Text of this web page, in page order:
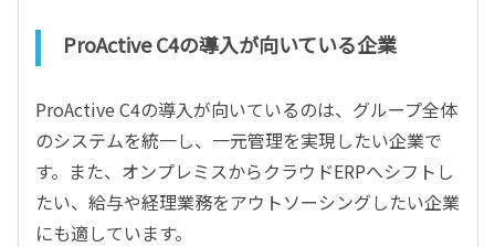
ProActive C4の導入が向いている企業
ProActive C4の導入が向いているのは、グループ全体
のシステムを統一し、一元管理を実現したい企業で
す。また、オンプレミスからクラウドERPへシフトし
たい、給与や経理業務をアウトソーシングしたい企業
にも適しています。